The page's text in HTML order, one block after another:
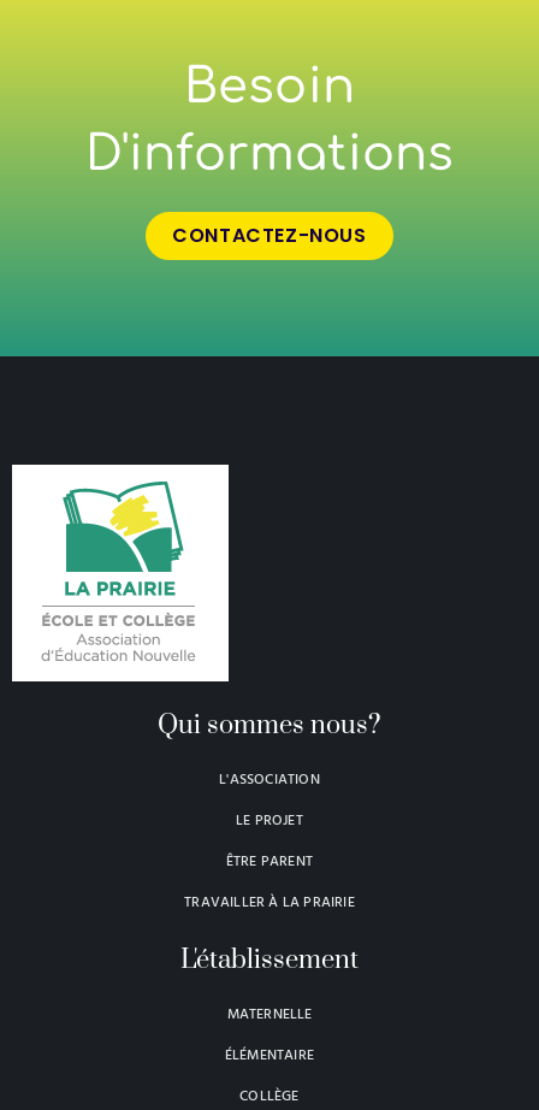
Besoin
D'informations
CONTACTEZ-NOUS
Qui sommes nous?
L'ASSOCIATION
LE PROJET
ÊTRE PARENT
TRAVAILLER À LA PRAIRIE
L'établissement
MATERNELLE
ÉLÉMENTAIRE
COLLÈGE